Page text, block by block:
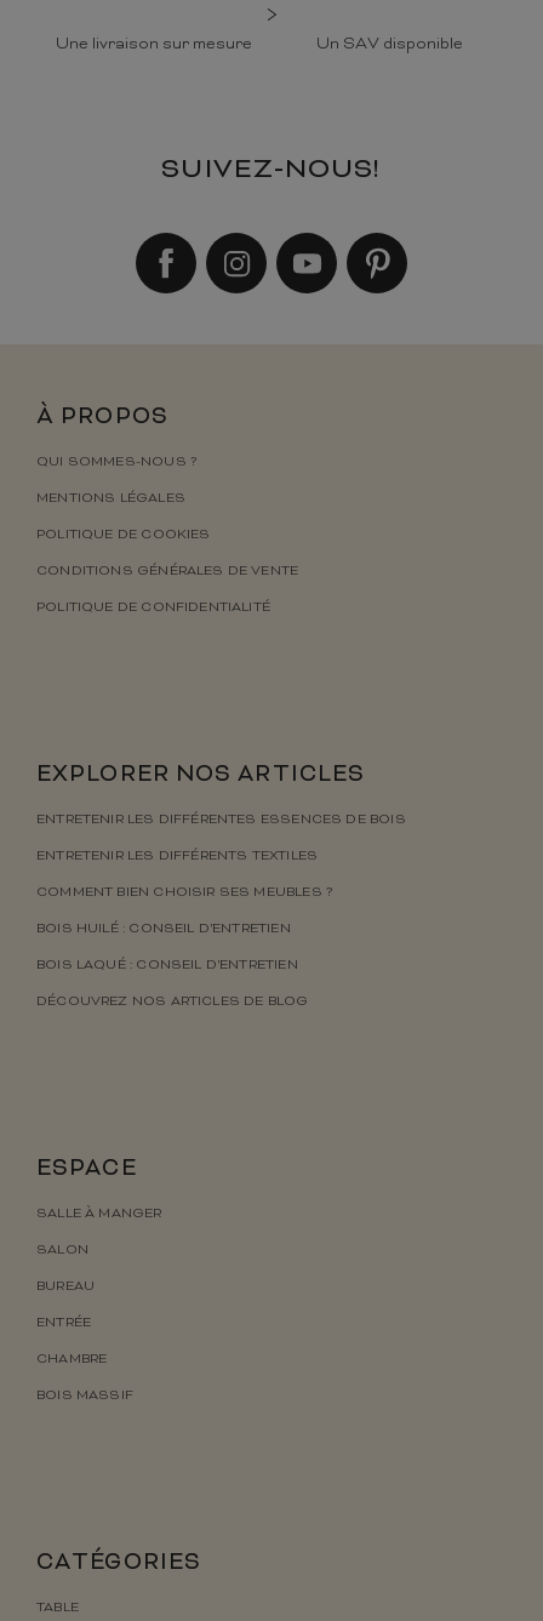
Une livraison sur mesure Un SAV disponible
SUIVEZ-NOUS!
À PROPOS
QUI SOMMES-NOUS ?
MENTIONS LÉGALES
POLITIQUE DE COOKIES
CONDITIONS GÉNÉRALES DE VENTE
POLITIQUE DE CONFIDENTIALITÉ
EXPLORER NOS ARTICLES
ENTRETENIR LES DIFFÉRENTES ESSENCES DE BOIS
ENTRETENIR LES DIFFÉRENTS TEXTILES
COMMENT BIEN CHOISIR SES MEUBLES ?
BOIS HUILÉ : CONSEIL D’ENTRETIEN
BOIS LAQUÉ : CONSEIL D’ENTRETIEN
DÉCOUVREZ NOS ARTICLES DE BLOG
ESPACE
SALLE À MANGER
SALON
BUREAU
ENTRÉE
CHAMBRE
BOIS MASSIF
CATÉGORIES
TABLE